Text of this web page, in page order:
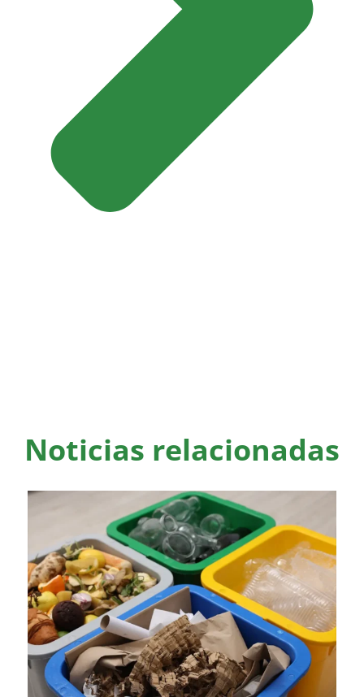
Noticias relacionadas